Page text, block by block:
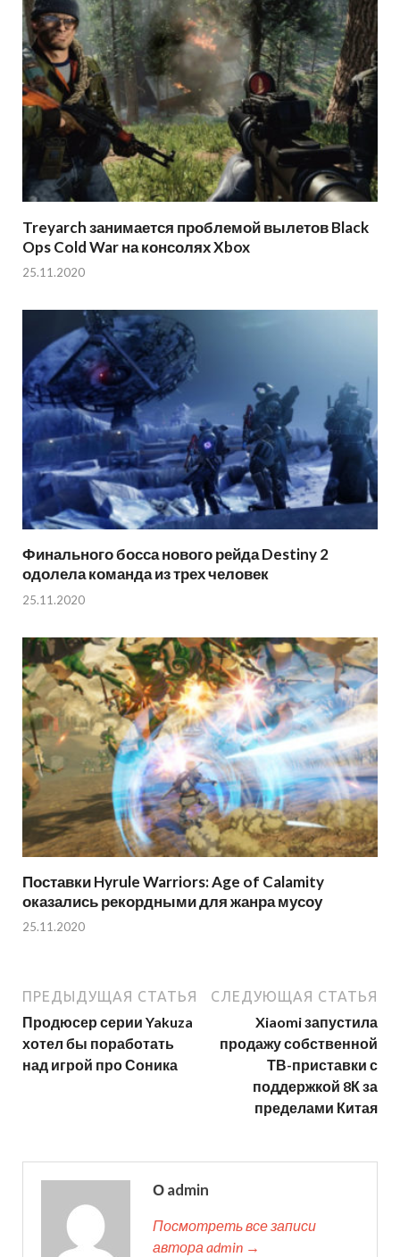
Treyarch занимается проблемой вылетов Black
Ops Cold War на консолях Xbox
25.11.2020
Финального босса нового рейда Destiny 2
одолела команда из трех человек
25.11.2020
Поставки Hyrule Warriors: Age of Calamity
оказались рекордными для жанра мусоу
25.11.2020
ПРЕДЫДУЩАЯ СТАТЬЯ
Продюсер серии Yakuza
хотел бы поработать
над игрой про Соника
СЛЕДУЮЩАЯ СТАТЬЯ
Xiaomi запустила
продажу собственной
ТВ-приставки с
поддержкой 8К за
пределами Китая
О admin
Посмотреть все записи
автора admin →